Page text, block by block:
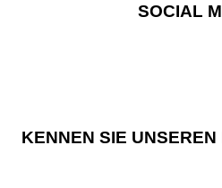
SOCIAL
KENNEN SIE